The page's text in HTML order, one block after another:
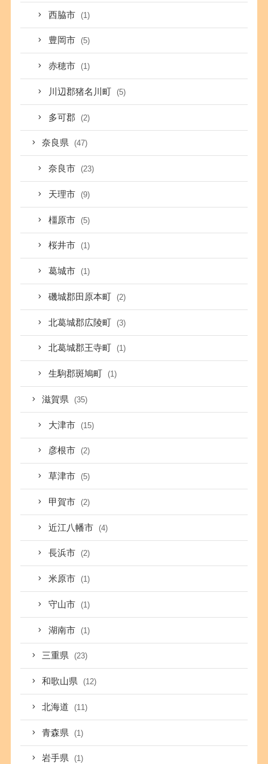
西脇市 (1)
豊岡市 (5)
赤穂市 (1)
川辺郡猪名川町 (5)
多可郡 (2)
奈良県 (47)
奈良市 (23)
天理市 (9)
橿原市 (5)
桜井市 (1)
葛城市 (1)
磯城郡田原本町 (2)
北葛城郡広陵町 (3)
北葛城郡王寺町 (1)
生駒郡斑鳩町 (1)
滋賀県 (35)
大津市 (15)
彦根市 (2)
草津市 (5)
甲賀市 (2)
近江八幡市 (4)
長浜市 (2)
米原市 (1)
守山市 (1)
湖南市 (1)
三重県 (23)
和歌山県 (12)
北海道 (11)
青森県 (1)
岩手県 (1)